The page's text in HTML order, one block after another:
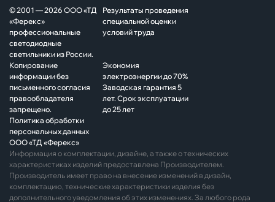
© 2001 — 2026 ООО «ТД
«Ферекс»
профессиональные
светодиодные
светильники из России.
Результаты проведения
специальной оценки
условий труда
Копирование
информации без
письменного согласия
правообладателя
запрещено.
Экономия
электроэнергии до 70%
Заводская гарантия 5
лет. Срок эксплуатации
до 25 лет
Политика обработки
персональных данных
ООО «ТД «Ферекс»
Информация о комплектации, дизайне, а также о технических
характеристиках изделий предоставлена Производителем.
Производитель имеет право на внесение изменений в дизайн,
комплектацию, технические характеристики изделия без
дополнительного уведомления об этих изменениях. За любого рода